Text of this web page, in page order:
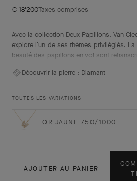
€ 18'200Taxes comprises
Avec la collection Deux Papillons, Van
explore l’un de ses thèmes privilégiés. La
beauté des papillons en vol sont
Découvrir la pierre : Diamant
TOUTES LES VARIATIONS
OR JAUNE 750/1000
AJOUTER AU PANIER